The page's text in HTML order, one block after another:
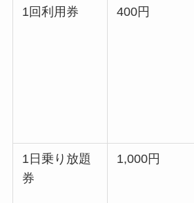
1回利用券 400円
1日乗り放題
券
1,000円